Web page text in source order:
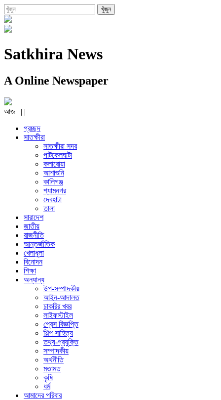
Satkhira News
A Online Newspaper
আজ | | |
প্রচ্ছদ
সাতক্ষীরা
সাতক্ষীরা সদর
পাটকেলঘাটা
কলারোয়া
আশাশুনি
কালিগঞ্জ
শ্যামনগর
দেবহাটা
তালা
সারাদেশ
জাতীয়
রাজনীতি
আন্তর্জাতিক
খেলাধুলা
বিনোদন
শিক্ষা
অন্যান্য
উপ-সম্পাদকীয়
আইন-আদালত
চাকরির খবর
লাইফস্টাইল
প্রেস বিজ্ঞপ্তি
শিল্প সাহিত্য
তথ্য-প্রযুক্তি
সম্পাদকীয়
অর্থনীতি
মতামত
কৃষি
ধর্ম
আমাদের পরিবার